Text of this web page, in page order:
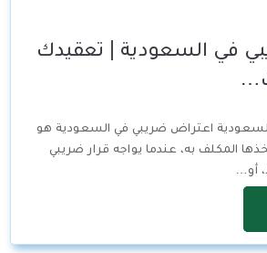
في السعودية | تعقيدك
اعتراض ضريبي في السعودية هو
المكلف به، عندما يواجه قرار ضريبي
أو…